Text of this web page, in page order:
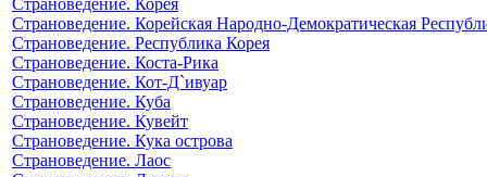
Страноведение. Корейская Народно-Демократическая
Страноведение. Республика Корея
Страноведение. Коста-Рика
Страноведение. Кот-Д`ивуар
Страноведение. Куба
Страноведение. Кувейт
Страноведение. Кука острова
Страноведение. Лаос